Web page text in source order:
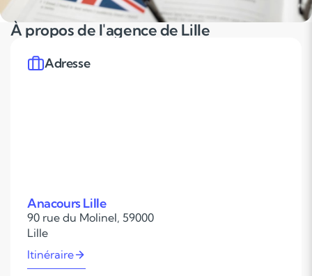
À propos de l'agence de Lille
Adresse
Anacours Lille
90 rue du Molinel, 59000
Lille
Itinéraire